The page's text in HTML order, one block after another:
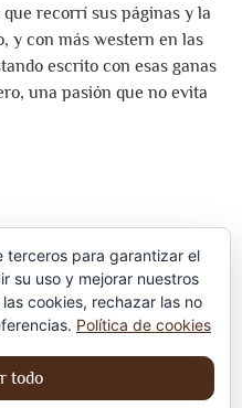
recorrí sus páginas y la
y con más western en las
escrito con esas ganas
una pasión que no evita
terceros para garantizar el
su uso y mejorar nuestros
cookies, rechazar las no
Política de cookies
todo